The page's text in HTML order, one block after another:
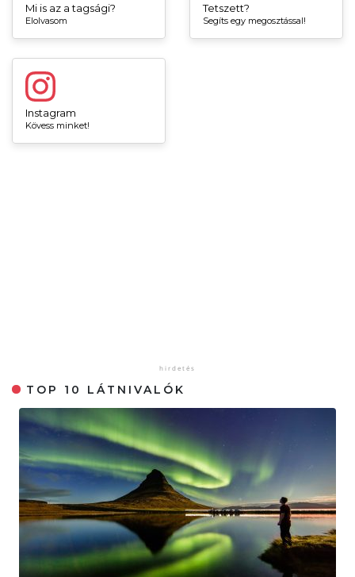
Mi is az a tagsági?
Elolvasom
Tetszett?
Segíts egy megosztással!
Instagram
Kövess minket!
TOP 10 LÁTNIVALÓK